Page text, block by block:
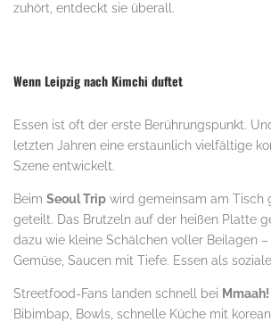
zuhört, entdeckt sie überall.
Wenn Leipzig nach Kimchi duftet
Essen ist oft der erste Berührungspunkt.
letzten Jahren eine erstaunlich vielfältige
Szene entwickelt.
Beim Seoul Trip wird gemeinsam am Tisch
geteilt. Das Brutzeln auf der heißen Platte
dazu wie kleine Schälchen voller Beilagen
Gemüse, Saucen mit Tiefe. Essen als
Streetfood-Fans landen schnell bei Mmaah!
Bibimbap, Bowls, schnelle Küche mit